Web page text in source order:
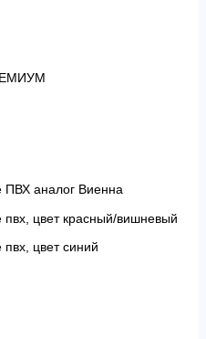
ПВХ аналог Виенна
пвх, цвет красный/вишневый
пвх, цвет синий